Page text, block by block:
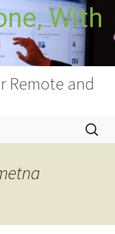
With
Remote and
Išči: